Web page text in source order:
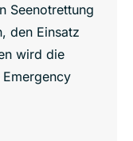
Seenotrettung
den Einsatz
wird die